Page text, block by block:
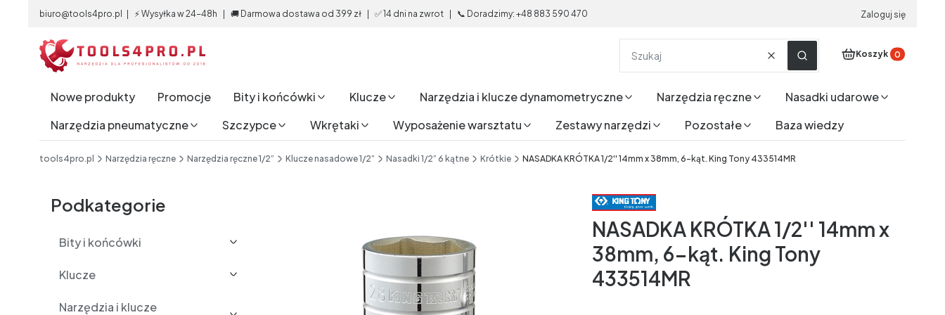
biuro@tools4pro.pl | ⚡ Wysyłka w 24-48h | 🚚 Darmowa dostawa od 399 zł | ✅ 14 dni na zwrot | 📞 Doradzimy: +48 883 590 470 Zaloguj się
WyczyśćSzukaj
Produkty w
Koszyk
Nowe produkty Promocje Bity i końcówki Klucze Narzędzia i klucze dynamometryczne Narzędzia ręczne
Nasadki udarowe
Narzędzia pneumatyczne
Szczypce Wkrętaki Wyposażenie warsztatu Zestawy narzędzi Pozostałe
Baza wiedzy
tools4pro.pl Narzędzia ręczne Narzędzia ręczne 1/2” Klucze nasadowe 1/2” Nasadki 1/2” 6 kątne Krótkie NASADKA KRÓTKA 1/2'' 14mm x 38mm, 6-kąt. King Tony 433514MR
Podkategorie
Bity i końcówki
Klucze
Narzędzia i klucze
NASADKA KRÓTKA 1/2'' 14mm x
38mm, 6-kąt. King Tony
433514MR